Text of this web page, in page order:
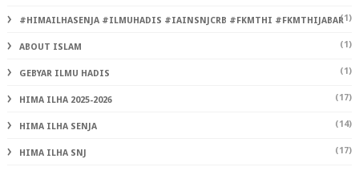
#HIMAILHASENJA #ILMUHADIS #IAINSNJCRB #FKMTHI #FKMTHIJABAR(1)
ABOUT ISLAM (1)
GEBYAR ILMU HADIS (1)
HIMA ILHA 2025-2026 (17)
HIMA ILHA SENJA (14)
HIMA ILHA SNJ (17)